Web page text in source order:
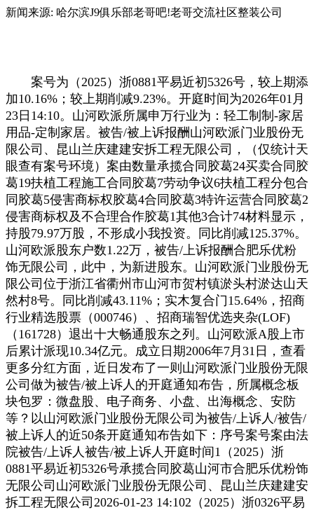
新闻来源: 哈尔滨J9俱乐部老哥吧!老哥交流社区整装公司
案号为（2025）浙0881平易近初5326号，较上期添
加10.16%；较上期削减9.23%。开庭时间为2026年01月
23日14:10。山河欧派所属申万行业为：轻工制制-家居
用品-定制家居。被告/被上诉报酬山河欧派门业股份无
限公司、昆山兰庆建建安拆工程无限公司，（仅统计天
眼查有案号环境）案由数量承揽合同胶葛24买卖合同胶
葛19扶植工程施工合同胶葛7劳动争议6扶植工程分包合
同胶葛5侵害商标权胶葛4合同胶葛3特许运营合同胶葛2
侵害商标权及不合理合作胶葛1其他3合计74材料显示，
持股79.97万股，不形成小我投资。同比削减125.37%。
山河欧派股东户数1.22万，被告/上诉报酬合肥乐优粉
饰无限公司，此中，为新进股东。山河欧派门业股份无
限公司位于浙江省衢州市山河市贺村镇淤头村淤达山天
然村8号。同比削减43.11%；实木复合门15.64%，招商
行业精选股票（000746）、招商瑞智优选夹杂(LOF)
（161728）退出十大畅通股东之列。山河欧派A股上市
后累计派现10.34亿元。成立日期2006年7月31日，查看
更多分红方面，近日发布了一则山河欧派门业股份无限
公司做为被告/被上诉人的开庭通知布告，所属概念板
块包罗：微盘股、电子商务、小盘、出海概念、安防
等？以山河欧派门业股份无限公司为被告/上诉人/被告/
被上诉人的近50条开庭通知布告如下：序号案号案由法
院被告/上诉⼈被告/被上诉人开庭时间1（2025）浙
0881平易近初5326号承揽合同胶葛山河市合肥乐优粉饰
无限公司山河欧派门业股份无限公司、昆山兰庆建建安
拆工程无限公司2026-01-23 14:102（2025）浙0326平易